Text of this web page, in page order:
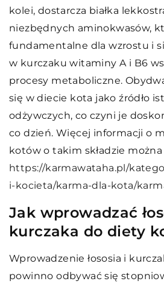
kolei, dostarcza białka
niezbędnych aminokwasów,
fundamentalne dla wzrostu i
w kurczaku witaminy A i B6
procesy metaboliczne.
się w diecie kota jako źródło
odżywczych, co czyni je
co dzień. Więcej informacji o
kotów o takim składzie
https://karmawataha.pl/
i-kocieta/karma-dla-kota/
Jak wprowadzać
kurczaka do diety
Wprowadzenie łososia i
powinno odbywać się